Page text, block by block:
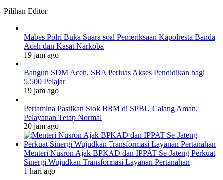
Pilihan Editor
Mabes Polri Buka Suara soal Pemeriksaan Kapolresta Banda
Aceh dan Kasat Narkoba
19 jam ago
Bangun SDM Aceh, SBA Perluas Akses Pendidikan bagi
5.500 Pelajar
19 jam ago
Pertamina Pastikan Stok BBM di SPBU Calang Aman,
Pelayanan Tetap Normal
20 jam ago
Menteri Nusron Ajak BPKAD dan IPPAT Se-Jateng Perkuat
Sinergi Wujudkan Transformasi Layanan Pertanahan
1 hari ago